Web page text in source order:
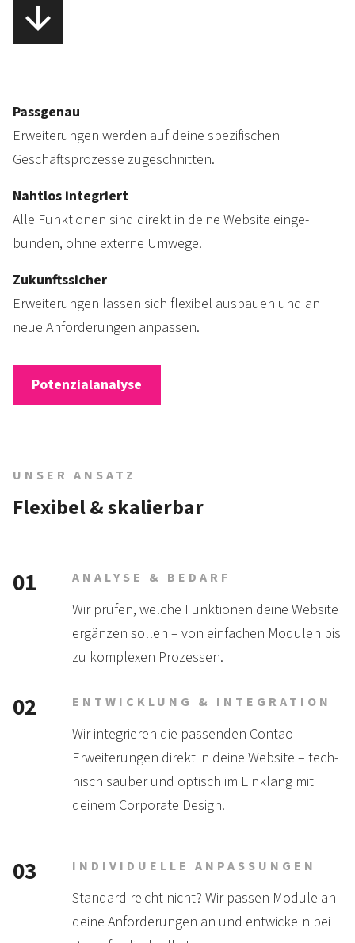
Passgenau
Erweiterungen werden auf deine spezi­fischen
Geschäfts­prozesse zugeschnitten.
Nahtlos integriert
Alle Funk­tionen sind direkt in deine Web­site ein­ge­
bunden, ohne externe Umwege.
Zukunftssicher
Erweiterungen lassen sich flexibel aus­bauen und an
neue Anfor­derungen anpassen.
Potenzialanalyse
UNSER ANSATZ
Flexibel & skalierbar
01 ANALYSE & BEDARF
Wir prüfen, welche Funk­tionen deine Web­site
ergän­zen sollen – von ein­fachen Mo­dulen bis
zu kom­plexen Prozessen.
02 ENTWICKLUNG & INTEGRATION
Wir integrieren die pass­enden Contao-
Erweiter­ungen direkt in deine Website – tech­
nisch sauber und opt­isch im Eink­lang mit
deinem Corporate Design.
03 INDIVIDUELLE ANPASSUNGEN
Standard reicht nicht? Wir passen Module an
deine Anfor­der­ungen an und ent­wickeln bei